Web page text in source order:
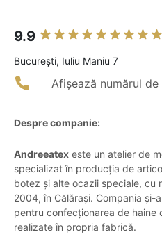
9.9
Bucureşti, Iuliu Maniu 7
Afișează numărul
Despre companie:
Andreeatex este un atelier de
specializat în producția de
botez și alte ocazii speciale, cu
2004, în Călărași. Compania și-
pentru confecționarea de haine
realizate în propria fabrică.